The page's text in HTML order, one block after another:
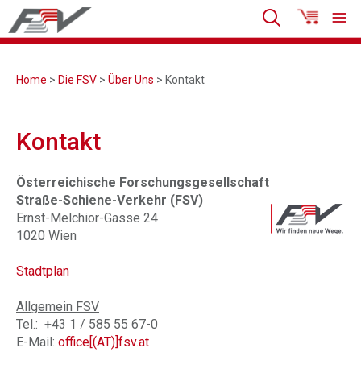
Home > Die FSV > Über Uns > Kontakt
Kontakt
Österreichische Forschungsgesellschaft
Straße-Schiene-Verkehr (FSV)
Ernst-Melchior-Gasse 24
1020 Wien
Stadtplan
Allgemein FSV
Tel.: +43 1 / 585 55 67-0
E-Mail: office[(AT)]fsv.at